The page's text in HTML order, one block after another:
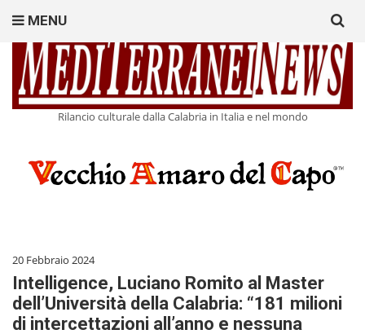
Rilancio culturale dalla Calabria in Italia e nel mondo
MENU
for:
20 Febbraio 2024
Intelligence, Luciano Romito al Master
dell’Università della Calabria: “181 milioni
di intercettazioni all’anno e nessuna